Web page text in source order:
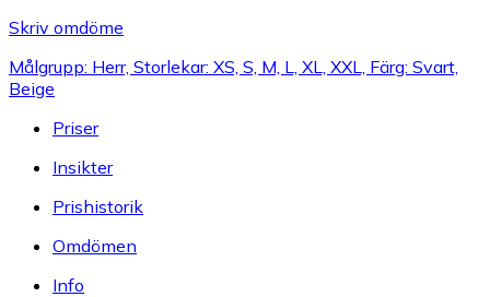
Skriv omdöme
Målgrupp: Herr, Storlekar: XS, S, M, L, XL, XXL, Färg: Svart,
Beige
Priser
Insikter
Prishistorik
Omdömen
Info